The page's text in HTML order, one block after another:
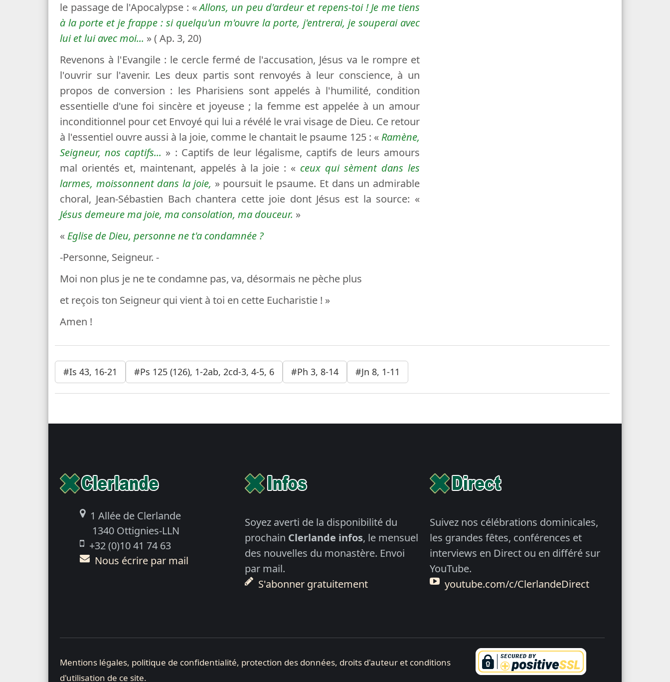
le passage de l'Apocalypse : «Allons, un peu d'ardeur et repens-toi ! Je me tiens
à la porte et je frappe : si quelqu'un m'ouvre la porte, j'entrerai, je souperai avec
lui et lui avec moi... » ( Ap. 3, 20)
Revenons à l'Evangile : le cercle fermé de l'accusation, Jésus va le rompre et
l'ouvrir sur l'avenir. Les deux partis sont renvoyés à leur conscience, à un
propos de conversion : les Pharisiens sont appelés à l'humilité, condition
essentielle d'une foi sincère et joyeuse ; la femme est appelée à un amour
inconditionnel pour cet Envoyé qui lui a révélé le vrai visage de Dieu. Ce retour
à l'essentiel ouvre aussi à la joie, comme le chantait le psaume 125 : « Ramène,
Seigneur, nos captifs... » : Captifs de leur légalisme, captifs de leurs amours
mal orientés et, maintenant, appelés à la joie : « ceux qui sèment dans les
larmes, moissonnent dans la joie, » poursuit le psaume. Et dans un admirable
choral, Jean-Sébastien Bach chantera cette joie dont Jésus est la source: «
Jésus demeure ma joie, ma consolation, ma douceur. »
« Eglise de Dieu, personne ne t'a condamnée ?
-Personne, Seigneur. -
Moi non plus je ne te condamne pas, va, désormais ne pèche plus
et reçois ton Seigneur qui vient à toi en cette Eucharistie ! »
Amen !
#Is 43, 16-21 #Ps 125 (126), 1-2ab, 2cd-3, 4-5, 6 #Ph 3, 8-14 #Jn 8, 1-11
1 Allée de Clerlande
1340 Ottignies-LLN
+32 (0)10 41 74 63
Nous écrire par mail
Soyez averti de la disponibilité du
prochain Clerlande infos, le mensuel
des nouvelles du monastère. Envoi
par mail.
S'abonner gratuitement
Suivez nos célébrations dominicales,
les grandes fêtes, conférences et
interviews en Direct ou en différé sur
YouTube.
youtube.com/c/ClerlandeDirect
Mentions légales, politique de confidentialité, protection des données, droits d'auteur et conditions
d'utilisation de ce site.